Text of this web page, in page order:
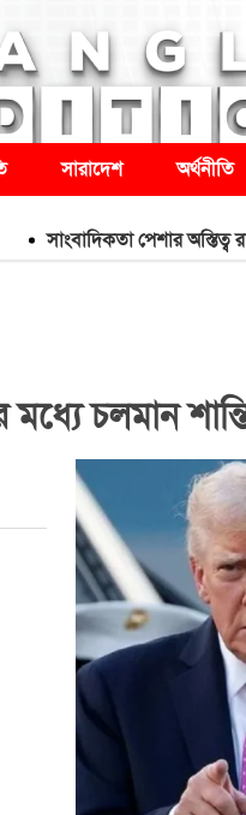
সারাদেশ অর্থনীতি
পেশার অস্তিত্ব রক্ষায়
মধ্যে চলমান